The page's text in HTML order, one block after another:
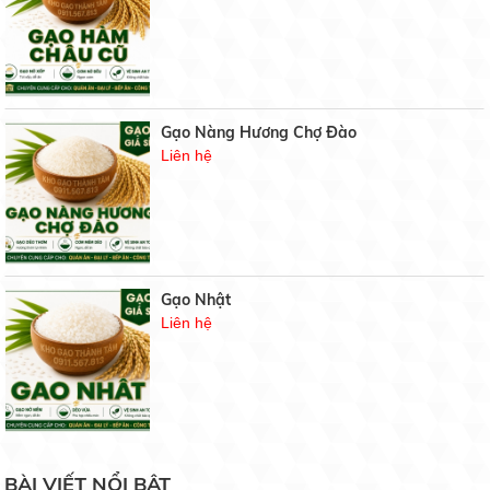
Gạo Nàng Hương Chợ Đào
Liên hệ
Gạo Nhật
Liên hệ
BÀI VIẾT NỔI BẬT
Gạo chuyên dùng cơm chiên
19/07/2021
Gạo sạch
17/07/2021
11/04/2021
Một số đặc điểm giúp ích cho việc mua gạo sạch,
chất lượng...